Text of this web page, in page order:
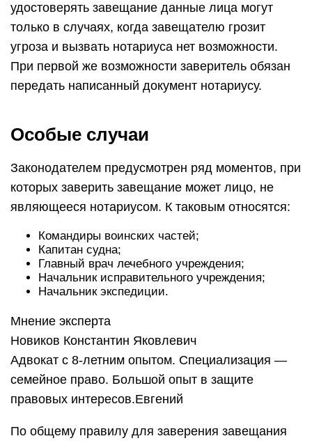
удостоверять завещание данные лица могут
только в случаях, когда завещателю грозит
угроза и вызвать нотариуса нет возможности.
При первой же возможности заверитель обязан
передать написанный документ нотариусу.
Особые случаи
Законодателем предусмотрен ряд моментов, при
которых заверить завещание может лицо, не
являющееся нотариусом. К таковым относятся:
Командиры воинских частей;
Капитан судна;
Главный врач лечебного учреждения;
Начальник исправительного учреждения;
Начальник экспедиции.
Мнение эксперта
Новиков Константин Яковлевич
Адвокат с 8-летним опытом. Специализация —
семейное право. Большой опыт в защите
правовых интересов.Евгений
По общему правилу для заверения завещания